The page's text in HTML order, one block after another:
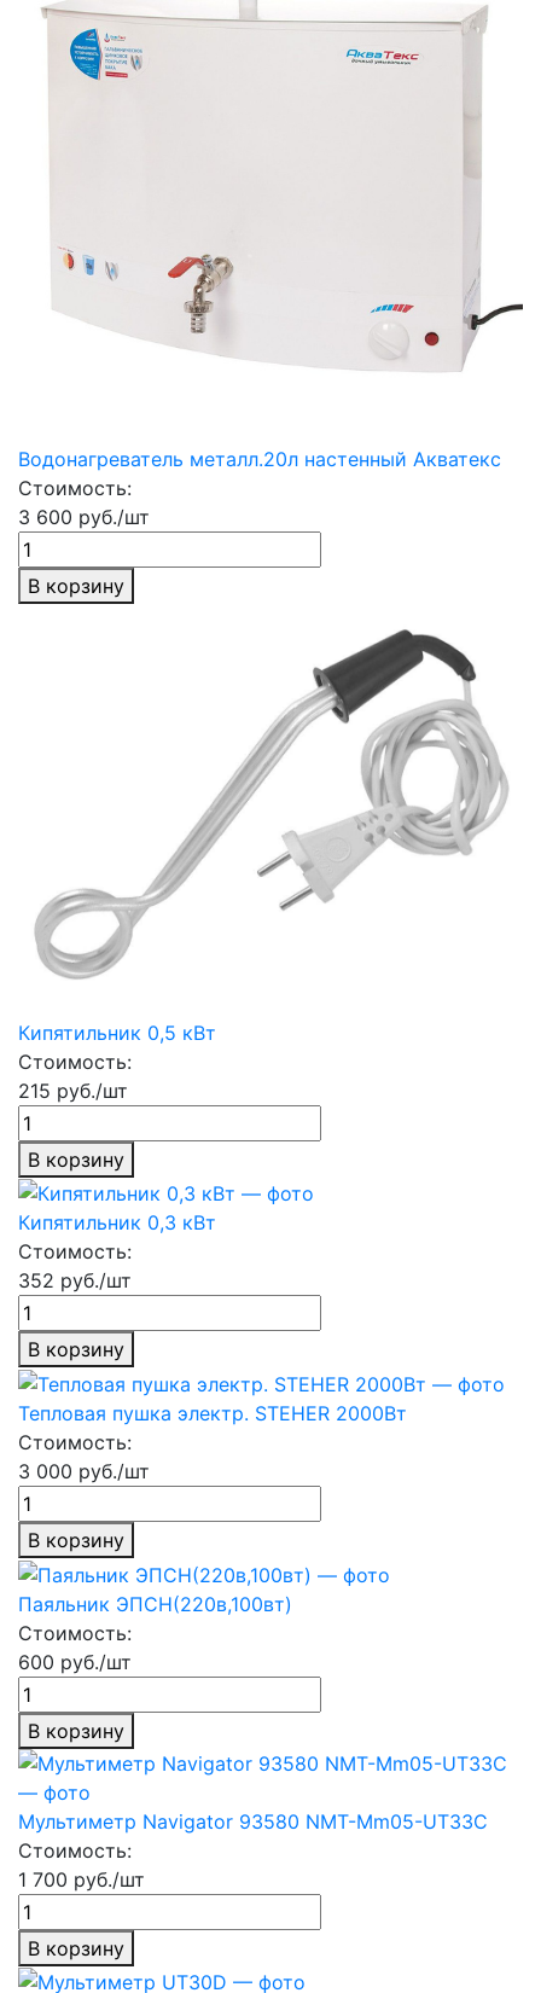
Водонагреватель металл.20л настенный Акватекс
Стоимость:
3 600 руб./шт
В корзину
Кипятильник 0,5 кВт
Стоимость:
215 руб./шт
В корзину
Кипятильник 0,3 кВт
Стоимость:
352 руб./шт
В корзину
Тепловая пушка электр. STEHER 2000Вт
Стоимость:
3 000 руб./шт
В корзину
Паяльник ЭПСН(220в,100вт)
Стоимость:
600 руб./шт
В корзину
Мультиметр Navigator 93580 NMT-Mm05-UT33C
Стоимость:
1 700 руб./шт
В корзину